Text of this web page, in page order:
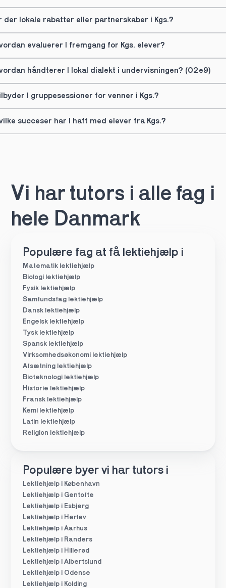
der lokale rabatter eller partnerskaber i Kgs.?
evaluerer I fremgang for Kgs. elever?
håndterer I lokal dialekt i undervisningen? (02e9)
I gruppesessioner for venner i Kgs.?
succeser har I haft med elever fra Kgs.?
Vi har tutors i alle fag i
hele Danmark
Populære fag at få lektiehjælp i
Matematik lektiehjælp
Biologi lektiehjælp
Fysik lektiehjælp
Samfundsfag lektiehjælp
Dansk lektiehjælp
Engelsk lektiehjælp
Tysk lektiehjælp
Spansk lektiehjælp
Virksomhedsøkonomi lektiehjælp
Afsætning lektiehjælp
Bioteknologi lektiehjælp
Historie lektiehjælp
Fransk lektiehjælp
Kemi lektiehjælp
Latin lektiehjælp
Religion lektiehjælp
Populære byer vi har tutors i
Lektiehjælp i København
Lektiehjælp i Gentofte
Lektiehjælp i Esbjerg
Lektiehjælp i Herlev
Lektiehjælp i Aarhus
Lektiehjælp i Randers
Lektiehjælp i Hillerød
Lektiehjælp i Albertslund
Lektiehjælp i Odense
Lektiehjælp i Kolding